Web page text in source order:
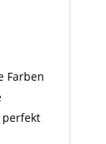
Farben